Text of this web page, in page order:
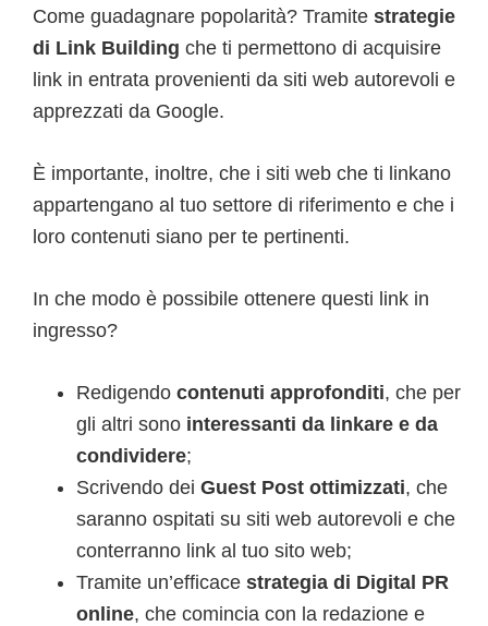
Come guadagnare popolarità? Tramite strategie
di Link Building che ti permettono di acquisire
link in entrata provenienti da siti web autorevoli e
apprezzati da Google.
È importante, inoltre, che i siti web che ti linkano
appartengano al tuo settore di riferimento e che i
loro contenuti siano per te pertinenti.
In che modo è possibile ottenere questi link in
ingresso?
Redigendo contenuti approfonditi, che per
gli altri sono interessanti da linkare e da
condividere;
Scrivendo dei Guest Post ottimizzati, che
saranno ospitati su siti web autorevoli e che
conterranno link al tuo sito web;
Tramite un’efficace strategia di Digital PR
online, che comincia con la redazione e